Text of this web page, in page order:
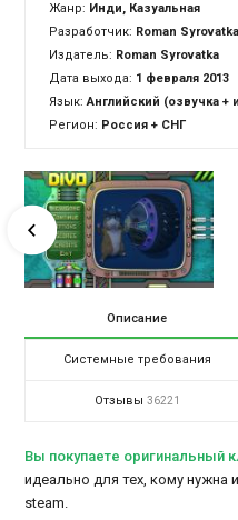
Жанр: Инди, Казуальная
Разработчик: Roman Syrovatka
Издатель: Roman Syrovatka
Дата выхода: 1 февраля 2013
Язык:Английский (озвучка +
Регион: Россия + СНГ
Описание
Системные требования
Отзывы 36221
Вы покупаете оригинальный
идеально для тех, кому нужна
steam.